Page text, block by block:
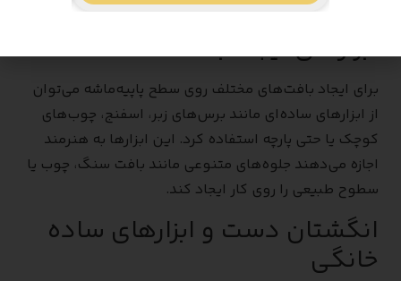
کاغذ آسیب نبینند.
ابزارهای ایجاد بافت
برای ایجاد بافت‌های مختلف روی سطح پاپیه‌ماشه می‌توان
از ابزارهای ساده‌ای مانند برس‌های زبر، اسفنج، چوب‌های
کوچک یا حتی پارچه استفاده کرد. این ابزارها به هنرمند
اجازه می‌دهند جلوه‌های متنوعی مانند بافت سنگ، چوب یا
سطوح طبیعی را روی کار ایجاد کند.
انگشتان دست و ابزارهای ساده
خانگی